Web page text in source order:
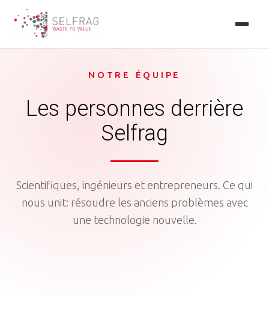
main
NOTRE ÉQUIPE
Les personnes derrière
Selfrag
Scientifiques, ingénieurs et entrepreneurs. Ce qui
nous unit: résoudre les anciens problèmes avec
une technologie nouvelle.